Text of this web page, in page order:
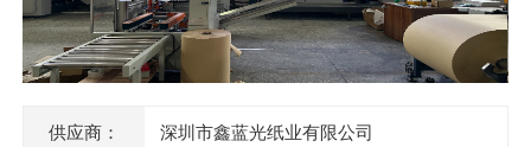
供应商： 深圳市鑫蓝光纸业有限公司